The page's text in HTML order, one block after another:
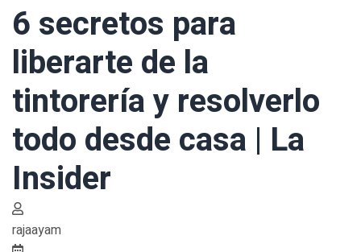
6 secretos para
liberarte de la
tintorería y resolverlo
todo desde casa | La
Insider
rajaayam